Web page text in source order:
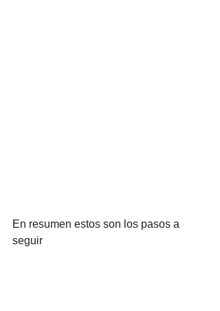
En resumen estos son los pasos a
seguir